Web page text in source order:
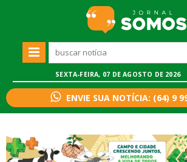
SEXTA-FEIRA, 07 DE AGOSTO DE 2026
ENVIE SUA NOTÍCIA: (64) 9